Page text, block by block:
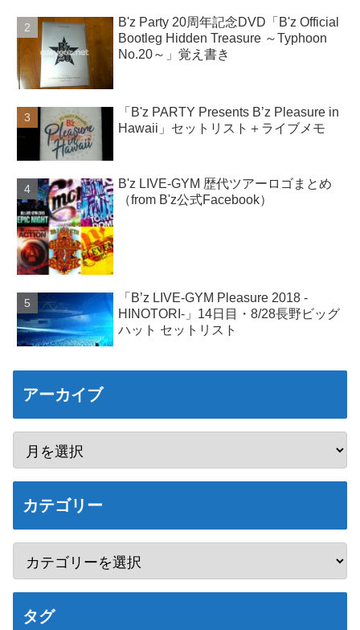
B'z Party 20周年記念DVD「B'z Official
Bootleg Hidden Treasure ～Typhoon
No.20～」覚え書き
「B'z PARTY Presents B’z Pleasure in
Hawaii」セットリスト＋ライブメモ
B'z LIVE-GYM 歴代ツアーロゴまとめ
（from B'z公式Facebook）
「B’z LIVE-GYM Pleasure 2018 -
HINOTORI-」14日目・8/28長野ビッグ
ハット セットリスト
アーカイブ
カテゴリー
タグ